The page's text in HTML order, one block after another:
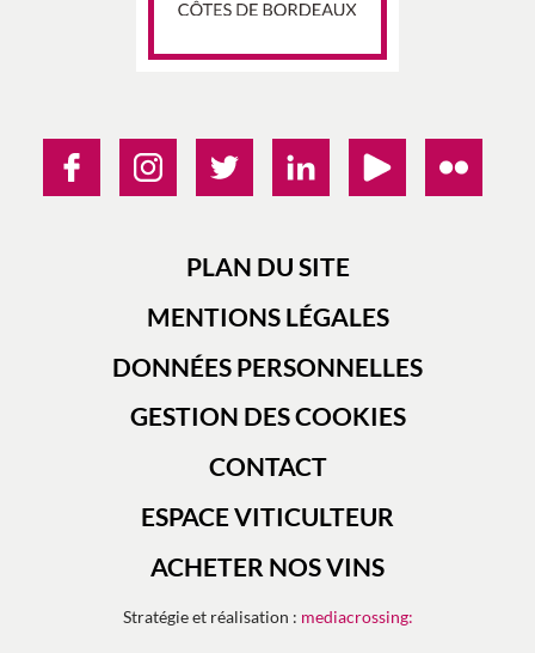
PLAN DU SITE
MENTIONS LÉGALES
DONNÉES PERSONNELLES
GESTION DES COOKIES
CONTACT
ESPACE VITICULTEUR
ACHETER NOS VINS
Stratégie et réalisation : mediacrossing: